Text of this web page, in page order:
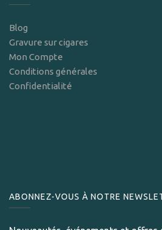
Blog
Gravure sur cigares
Mon Compte
Conditions générales
Confidentialité
ABONNEZ-VOUS À NOTRE